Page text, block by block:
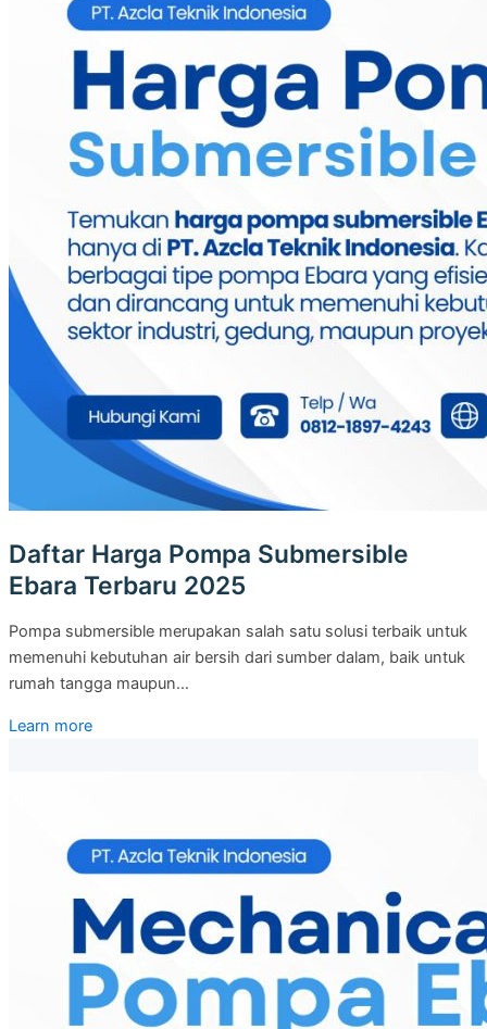
Daftar Harga Pompa Submersible
Ebara Terbaru 2025
Pompa submersible merupakan salah satu solusi terbaik untuk
memenuhi kebutuhan air bersih dari sumber dalam, baik untuk
rumah tangga maupun…
Learn more